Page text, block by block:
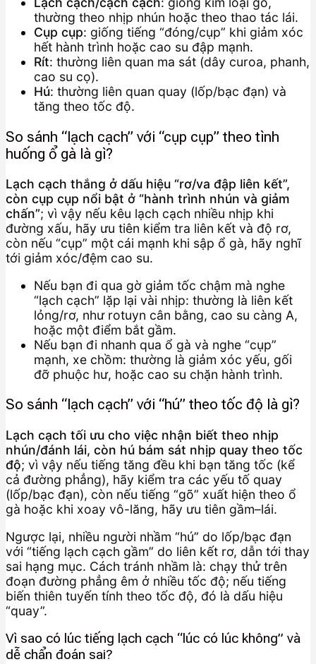
thường theo nhịp nhún hoặc theo thao tác lái.
Cụp cụp: giống tiếng “đóng/cụp” khi giảm xóc
hết hành trình hoặc cao su đập mạnh.
Rít: thường liên quan ma sát (dây curoa, phanh,
cao su cọ).
Hú: thường liên quan quay (lốp/bạc đạn) và
tăng theo tốc độ.
So sánh “lạch cạch” với “cụp cụp” theo tình
huống ổ gà là gì?
Lạch cạch thắng ở dấu hiệu “rơ/va đập liên kết”,
còn cụp cụp nổi bật ở “hành trình nhún và giảm
chấn”; vì vậy nếu kêu lạch cạch nhiều nhịp khi
đường xấu, hãy ưu tiên kiểm tra liên kết và độ rơ,
còn nếu “cụp” một cái mạnh khi sập ổ gà, hãy nghĩ
tới giảm xóc/đệm cao su.
Nếu bạn đi qua gờ giảm tốc chậm mà nghe
“lạch cạch” lặp lại vài nhịp: thường là liên kết
lỏng/rơ, như rotuyn cân bằng, cao su càng A,
hoặc một điểm bắt gầm.
Nếu bạn đi nhanh qua ổ gà và nghe “cụp”
mạnh, xe chồm: thường là giảm xóc yếu, gối
đỡ phuộc hư, hoặc cao su chặn hành trình.
So sánh “lạch cạch” với “hú” theo tốc độ là gì?
Lạch cạch tối ưu cho việc nhận biết theo nhịp
nhún/đánh lái, còn hú bám sát nhịp quay theo tốc
độ; vì vậy nếu tiếng tăng đều khi bạn tăng tốc (kể
cả đường phẳng), hãy kiểm tra các yếu tố quay
(lốp/bạc đạn), còn nếu tiếng “gõ” xuất hiện theo ổ
gà hoặc khi xoay vô-lăng, hãy ưu tiên gầm–lái.
Ngược lại, nhiều người nhầm “hú” do lốp/bạc đạn
với “tiếng lạch cạch gầm” do liên kết rơ, dẫn tới thay
sai hạng mục. Cách tránh nhầm là: chạy thử trên
đoạn đường phẳng êm ở nhiều tốc độ; nếu tiếng
biến thiên tuyến tính theo tốc độ, đó là dấu hiệu
“quay”.
Vì sao có lúc tiếng lạch cạch “lúc có lúc không” và
dễ chẩn đoán sai?